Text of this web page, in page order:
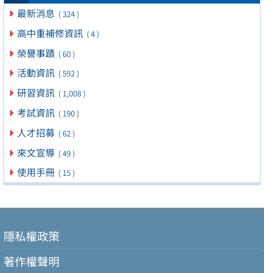
最新消息 ( 324 )
高中重補修資訊 ( 4 )
榮譽事蹟 ( 60 )
活動資訊 ( 592 )
研習資訊 ( 1,008 )
考試資訊 ( 190 )
人才招募 ( 62 )
來文宣導 ( 49 )
使用手冊 ( 15 )
隱私權政策
著作權聲明